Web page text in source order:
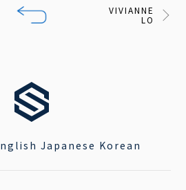
VIVIANNE
LO
Japanese Korean